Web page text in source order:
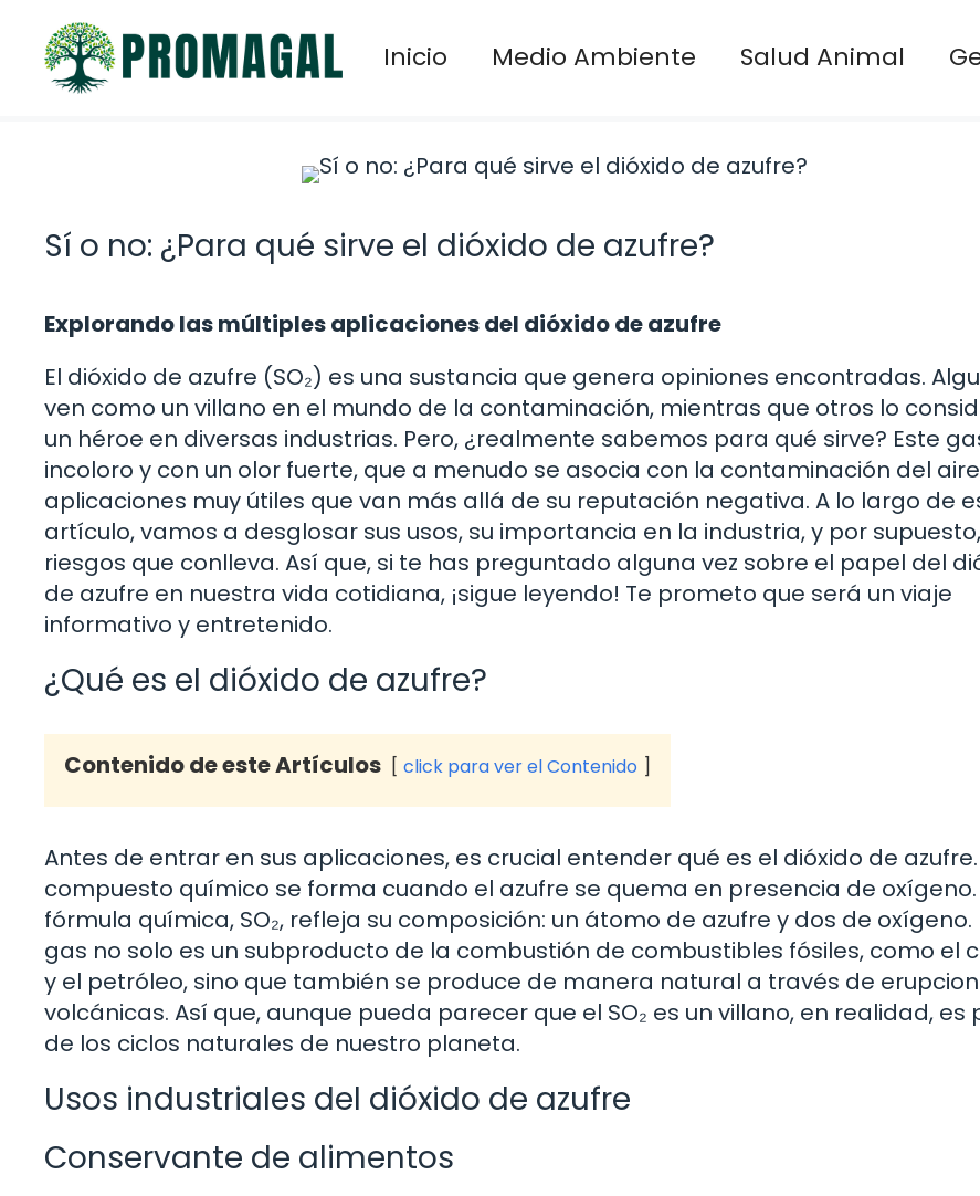
contenido
Inicio Medio Ambiente Salud Animal
Sí o no: ¿Para qué sirve el dióxido de azufre?
Explorando las múltiples aplicaciones del dióxido de azufre
El dióxido de azufre (SO₂) es una sustancia que genera opiniones encontradas.
ven como un villano en el mundo de la contaminación, mientras que otros lo
un héroe en diversas industrias. Pero, ¿realmente sabemos para qué sirve? Este
incoloro y con un olor fuerte, que a menudo se asocia con la contaminación del
aplicaciones muy útiles que van más allá de su reputación negativa. A lo largo de
artículo, vamos a desglosar sus usos, su importancia en la industria, y por
riesgos que conlleva. Así que, si te has preguntado alguna vez sobre el papel del
de azufre en nuestra vida cotidiana, ¡sigue leyendo! Te prometo que será un viaje
informativo y entretenido.
¿Qué es el dióxido de azufre?
Contenido de este Artículos click para ver el Contenido
Antes de entrar en sus aplicaciones, es crucial entender qué es el dióxido de azufre.
compuesto químico se forma cuando el azufre se quema en presencia de oxígeno.
fórmula química, SO₂, refleja su composición: un átomo de azufre y dos de oxígeno.
gas no solo es un subproducto de la combustión de combustibles fósiles, como el
y el petróleo, sino que también se produce de manera natural a través de
volcánicas. Así que, aunque pueda parecer que el SO₂ es un villano, en realidad, es
de los ciclos naturales de nuestro planeta.
Usos industriales del dióxido de azufre
Conservante de alimentos